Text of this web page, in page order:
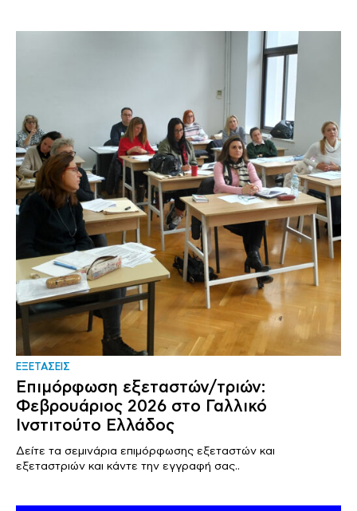
ΕΞΕΤΑΣΕΙΣ
Επιμόρφωση εξεταστών/τριών:
Φεβρουάριος 2026 στο Γαλλικό
Ινστιτούτο Ελλάδος
Δείτε τα σεμινάρια επιμόρφωσης εξεταστών και
εξεταστριών και κάντε την εγγραφή σας..